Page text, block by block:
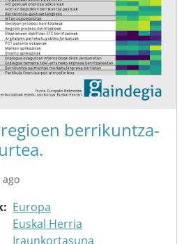
berrikuntza-
Europa
Euskal Herria
Iraunkortasuna